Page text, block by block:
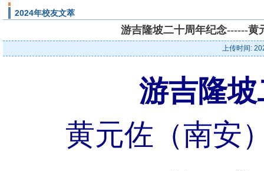
2024年校友文萃
游吉隆坡二十周年纪念------黄
上传时间:
游吉隆
黄元佐（南安